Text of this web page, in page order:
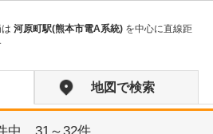
河原町駅(熊本市電A系統) を中心に直線距
地図で検索